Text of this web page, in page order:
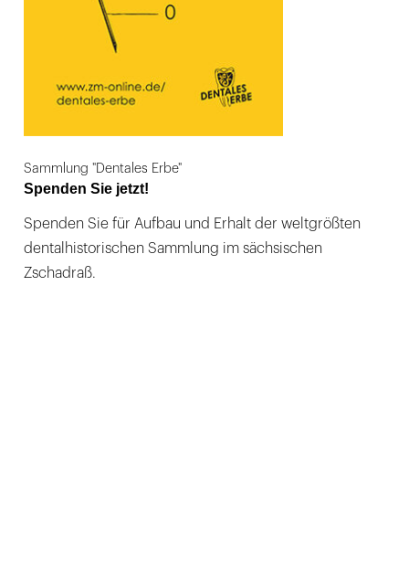
Sammlung "Dentales Erbe"
Spenden Sie jetzt!
Spenden Sie für Aufbau und Erhalt der weltgrößten
dentalhistorischen Sammlung im sächsischen
Zschadraß.